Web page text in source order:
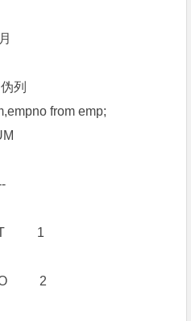
列
from emp;
1
2